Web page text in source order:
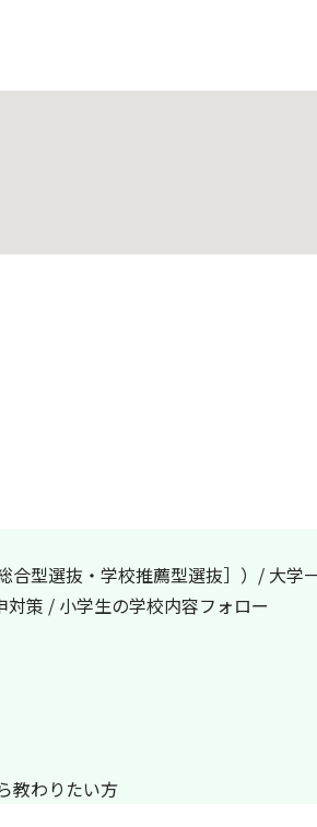
合型選抜・学校推薦型選抜］）/ 大学
策 / 小学生の学校内容フォロー
教わりたい方